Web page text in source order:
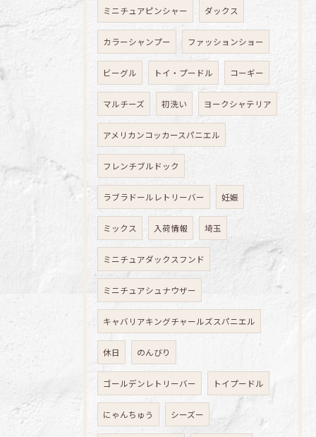
ミニチュアピンシャー ダックス
カラーシャンプー ファッションショー
ビーグル トイ・プードル コーギー
マルチーズ 初洗い ヨークシャテリア
アメリカンコッカースパニエル
フレンチブルドック
ラブラドールレトリーバー 妊娠
ミックス 入荷情報 埼玉
ミニチュアダックスフンド
ミニチュアシュナウザー
キャバリアキングチャールズスパニエル
休日 のんびり
ゴールデンレトリーバー トイプードル
にゃんちゅう シーズー